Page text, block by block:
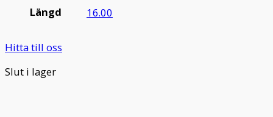
Längd 16.00
Hitta till oss
Slut i lager